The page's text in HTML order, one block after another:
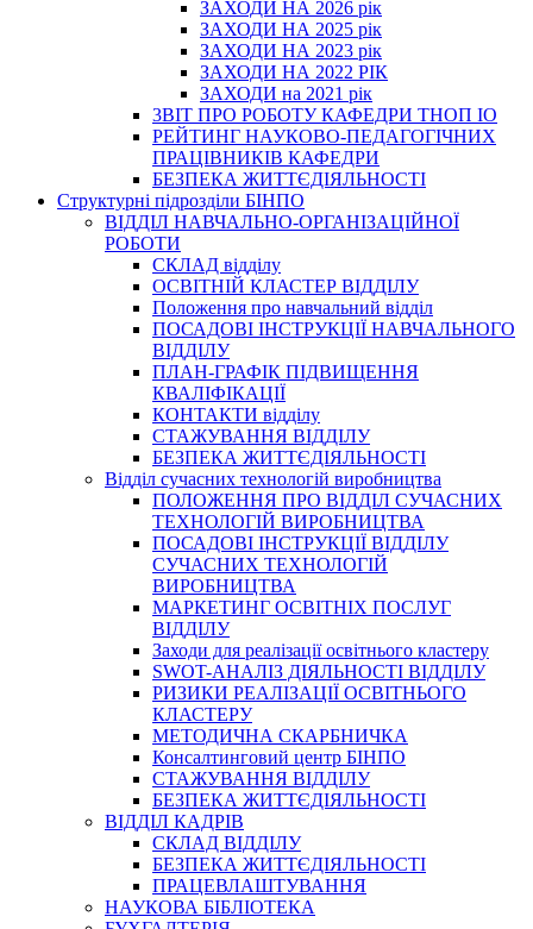
ЗАХОДИ НА 2026 рік
ЗАХОДИ НА 2025 рік
ЗАХОДИ НА 2023 рік
ЗАХОДИ НА 2022 РІК
ЗАХОДИ на 2021 рік
3BIT ПРО РОБОТУ КАФЕДРИ ТНОП ІО
РЕЙТИНГ НАУКОВО-ПЕДАГОГІЧНИХ
ПРАЦІВНИКІВ КАФЕДРИ
БЕЗПЕКА ЖИТТЄДІЯЛЬНОСТІ
Структурні підрозділи БІНПО
ВІДДІЛ НАВЧАЛЬНО-ОРГАНІЗАЦІЙНОЇ
РОБОТИ
СКЛАД відділу
ОСВІТНІЙ КЛАСТЕР ВІДДІЛУ
Положення про навчальний вiддiл
ПОСАДОВІ ІНСТРУКЦІЇ НАВЧАЛЬНОГО
ВІДДІЛУ
ПЛАН-ГРАФІК ПІДВИЩЕННЯ
КВАЛІФІКАЦІЇ
КОНТАКТИ відділу
СТАЖУВАННЯ ВІДДІЛУ
БЕЗПЕКА ЖИТТЄДІЯЛЬНОСТІ
Відділ сучасних технологій виробництва
ПОЛОЖЕННЯ ПРО ВІДДІЛ СУЧАСНИХ
ТЕХНОЛОГІЙ ВИРОБНИЦТВА
ПОСАДОВІ ІНСТРУКЦІЇ ВІДДІЛУ
СУЧАСНИХ ТЕХНОЛОГІЙ
ВИРОБНИЦТВА
МАРКЕТИНГ ОСВІТНІХ ПОСЛУГ
ВІДДІЛУ
Заходи для реалізації освітнього кластеру
SWOT-АНАЛІЗ ДІЯЛЬНОСТІ ВІДДІЛУ
РИЗИКИ РЕАЛІЗАЦІЇ ОСВІТНЬОГО
КЛАСТЕРУ
МЕТОДИЧНА СКАРБНИЧКА
Консалтинговий центр БІНПО
СТАЖУВАННЯ ВІДДІЛУ
БЕЗПЕКА ЖИТТЄДІЯЛЬНОСТІ
ВІДДІЛ КАДРІВ
СКЛАД ВІДДІЛУ
БЕЗПЕКА ЖИТТЄДІЯЛЬНОСТІ
ПРАЦЕВЛАШТУВАННЯ
НАУКОВА БІБЛІОТЕКА